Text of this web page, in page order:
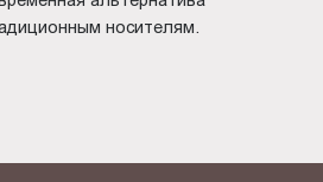
носителям.